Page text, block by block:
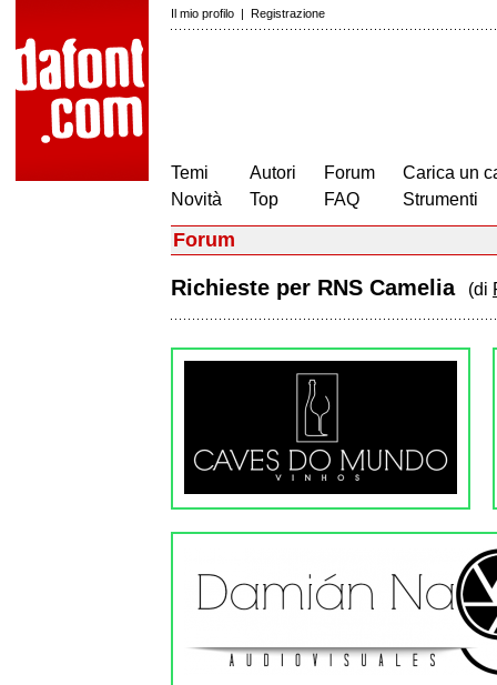
Il mio profilo | Registrazione
Temi
Novità
Autori
Top
Forum
FAQ
Carica un
Strumenti
Forum
Richieste per RNS Camelia (di